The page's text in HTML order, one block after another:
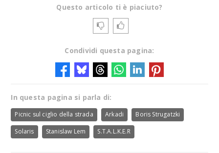
Questo articolo ti è piaciuto?
Condividi questa pagina:
In questa pagina si parla di:
Picnic sul ciglio della strada Arkadi Boris Strugatzki
Solaris Stanislaw Lem S.T.A.L.K.E.R